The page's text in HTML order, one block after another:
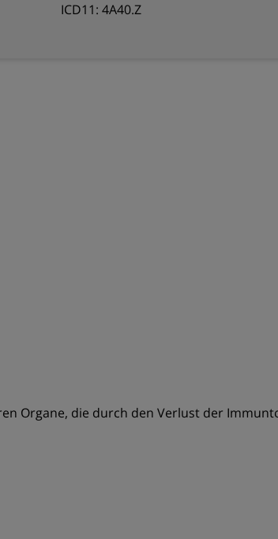
ICD11: 4A40.Z
Organe, die durch den Verlust der